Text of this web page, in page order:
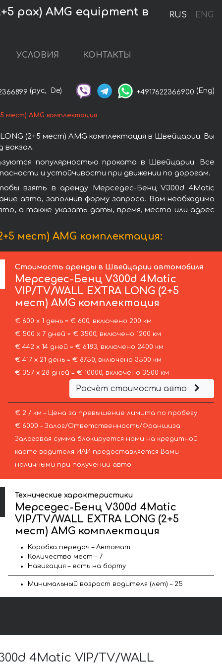
RUS ENG
pax) AMG equipment в
УСЛОВИЯ КОНТАКТЫ
(рус, De) +4917622366900 (Eng)
мест) AMG комплектация
(2+5 мест) AMG комплектация в Швейцарии. Вы
популярностью проката в Швейцарии. Все
и устойчивости при движении по дорогам.
взять в аренду Мерседес-Бенц V300d 4Matic
авто, заполнив форму запроса. Вам необходимо
а также указать даты, время, место или адрес
мест) AMG комплектация:
Стоимость аренды в Швейцарии автомобиля
Мерседес-Бенц V300d 4Matic
VIP/TV/WALL EXTRA LONG (2+5
мест) AMG комплектация
€ 600 х 1 день = € 600, включено 200 км
€ 500 х 7 дней = € 3500, включено 1200 км
€ 442 х 14 дней = € 6183, включено 2400 км
€ 417 х 21 день = € 8750, включено 3500 км
€ 357 х 28 дней = € 10000, включено 3500 км
Расчёт стоимости авто
€ 2 / км – Цена за превышение лимита по пробегу
€ 6000 – Залог/Ответственность/Франшиза.
Залоговая сумма блокируется нами на кредитной
карте водителя ИЛИ предоставляется Вами
наличными при получении авто.
Технические характеристики
Мерседес-Бенц V300d 4Matic
VIP/TV/WALL EXTRA LONG (2+5
мест) AMG комплектация
Коробка передач – Автомат
Количество мест – 7
Навигация – есть на борту
Минимальный возраст водителя (лет) – 25
4Matic VIP/TV/WALL